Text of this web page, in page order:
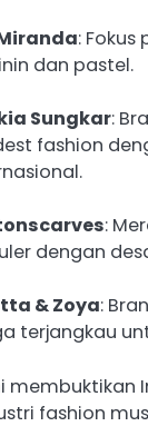
: Fokus
dan pastel.
Sungkar:
fashion
:
dengan
& Zoya:
terjangkau
membuktikan
fashion